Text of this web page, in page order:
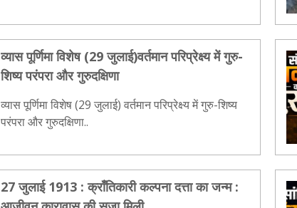
व्यास पूर्णिमा विशेष (29 जुलाई)वर्तमान परिप्रेक्ष्य में गुरु-
शिष्य परंपरा और गुरुदक्षिणा
व्यास पूर्णिमा विशेष (29 जुलाई) वर्तमान परिप्रेक्ष्य में गुरु-शिष्य
परंपरा और गुरुदक्षिणा..
27 जुलाई 1913 : क्राँतिकारी कल्पना दत्ता का जन्म :